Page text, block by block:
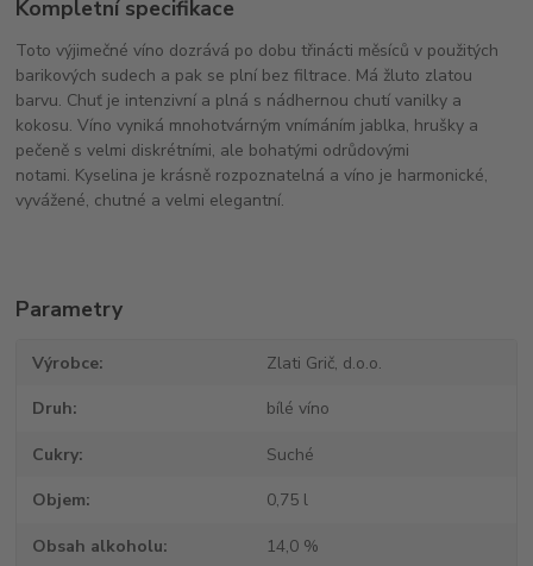
Kompletní specifikace
Toto výjimečné víno dozrává po dobu třinácti měsíců v použitých
barikových sudech a pak se plní bez filtrace. Má žluto zlatou
barvu. Chuť je intenzivní a plná s nádhernou chutí vanilky a
kokosu. Víno vyniká mnohotvárným vnímáním jablka, hrušky a
pečeně s velmi diskrétními, ale bohatými odrůdovými
notami. Kyselina je krásně rozpoznatelná a víno je harmonické,
vyvážené, chutné a velmi elegantní.
Parametry
Výrobce Zlati Grič, d.o.o.
Druh bílé víno
Cukry Suché
Objem 0,75 l
Obsah alkoholu 14,0 %